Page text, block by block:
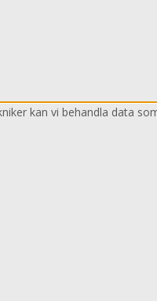
kan vi behandla data